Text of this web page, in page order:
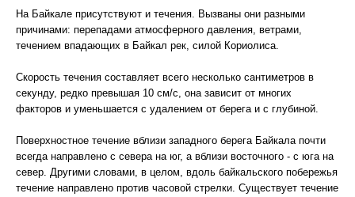
На Байкале присутствуют и течения. Вызваны они разными
причинами: перепадами атмосферного давления, ветрами,
течением впадающих в Байкал рек, силой Кориолиса.
Скорость течения составляет всего несколько сантиметров в
секунду, редко превышая 10 см/с, она зависит от многих
факторов и уменьшается с удалением от берега и с глубиной.
Поверхностное течение вблизи западного берега Байкала почти
всегда направлено с севера на юг, а вблизи восточного - с юга на
север. Другими словами, в целом, вдоль байкальского побережья
течение направлено против часовой стрелки. Существует течение